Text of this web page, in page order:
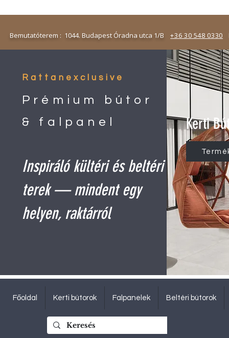
: 1044. Budapest Óradna utca 1/B+36 30 548 0330
Rattanexclusive
Prémium bútor
& falpanel
Inspiráló kültéri és beltéri
terek — mindent egy
helyen, raktárról
Kerti
Főoldal Kerti bútorok Falpanelek Beltéri bútorok